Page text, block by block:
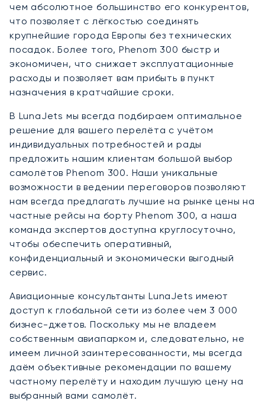
чем абсолютное большинство его конкурентов,
что позволяет с лёгкостью соединять
крупнейшие города Европы без технических
посадок. Более того, Phenom 300 быстр и
экономичен, что снижает эксплуатационные
расходы и позволяет вам прибыть в пункт
назначения в кратчайшие сроки.
В LunaJets мы всегда подбираем оптимальное
решение для вашего перелёта с учётом
индивидуальных потребностей и рады
предложить нашим клиентам большой выбор
самолётов Phenom 300. Наши уникальные
возможности в ведении переговоров позволяют
нам всегда предлагать лучшие на рынке цены на
частные рейсы на борту Phenom 300, а наша
команда экспертов доступна круглосуточно,
чтобы обеспечить оперативный,
конфиденциальный и экономически выгодный
сервис.
Авиационные консультанты LunaJets имеют
доступ к глобальной сети из более чем 3 000
бизнес-джетов. Поскольку мы не владеем
собственным авиапарком и, следовательно, не
имеем личной заинтересованности, мы всегда
даём объективные рекомендации по вашему
частному перелёту и находим лучшую цену на
выбранный вами самолёт.